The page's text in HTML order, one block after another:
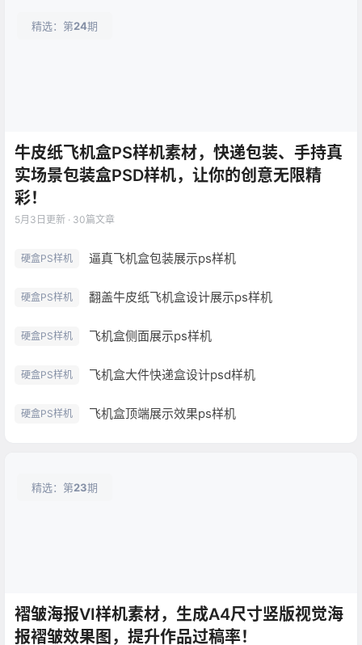
精选：第24期
牛皮纸飞机盒PS样机素材，快递包装、手持真
实场景包装盒PSD样机，让你的创意无限精
彩！
5月3日 更新 · 30篇文章
硬盒PS样机 逼真飞机盒包装展示ps样机
硬盒PS样机 翻盖牛皮纸飞机盒设计展示ps样机
硬盒PS样机 飞机盒侧面展示ps样机
硬盒PS样机 飞机盒大件快递盒设计psd样机
硬盒PS样机 飞机盒顶端展示效果ps样机
精选：第23期
褶皱海报VI样机素材，生成A4尺寸竖版视觉海
报褶皱效果图，提升作品过稿率！